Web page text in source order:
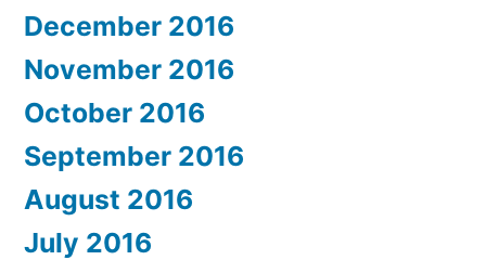
December 2016
November 2016
October 2016
September 2016
August 2016
July 2016